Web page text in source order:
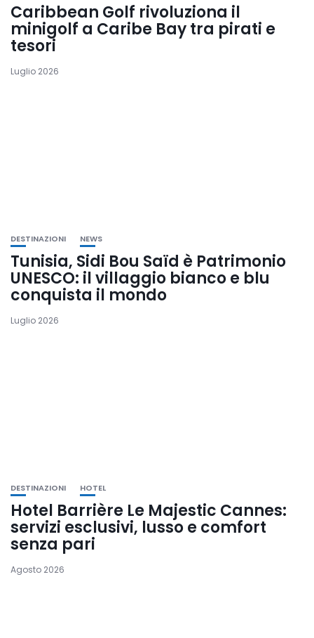
Caribbean Golf rivoluziona il
minigolf a Caribe Bay tra pirati e
tesori
Luglio 2026
DESTINAZIONI NEWS
Tunisia, Sidi Bou Saïd è Patrimonio
UNESCO: il villaggio bianco e blu
conquista il mondo
Luglio 2026
DESTINAZIONI HOTEL
Hotel Barrière Le Majestic Cannes:
servizi esclusivi, lusso e comfort
senza pari
Agosto 2026